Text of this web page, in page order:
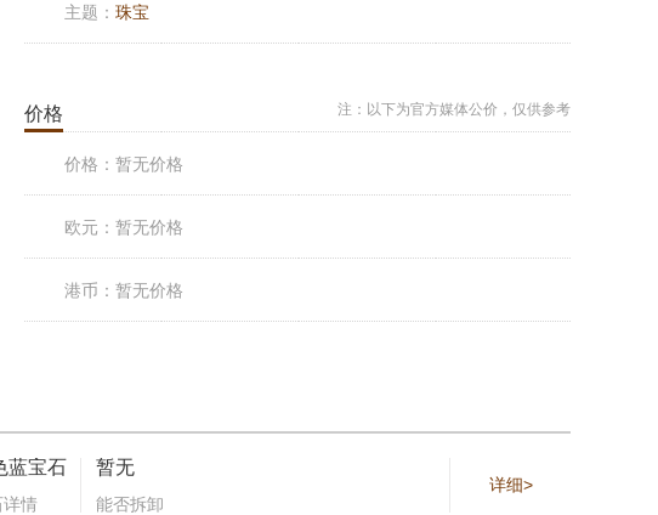
主题： 珠宝
价格 注：以下为官方媒体公价，仅供参考
价格： 暂无价格
欧元： 暂无价格
港币： 暂无价格
蓝宝石
详情
暂无
能否拆卸
详细>